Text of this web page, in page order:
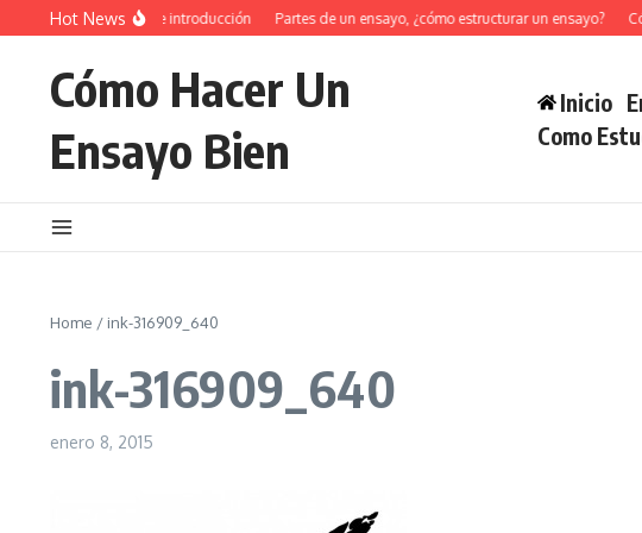
Saltar al contenido
Hot News
34 Ejemplos de introducción Partes de un ensayo, ¿cómo estructurar un ensayo?
Cómo Hacer Un
Ensayo Bien
Inicio
Como
Home / ink-316909_640
ink-316909_640
enero 8, 2015